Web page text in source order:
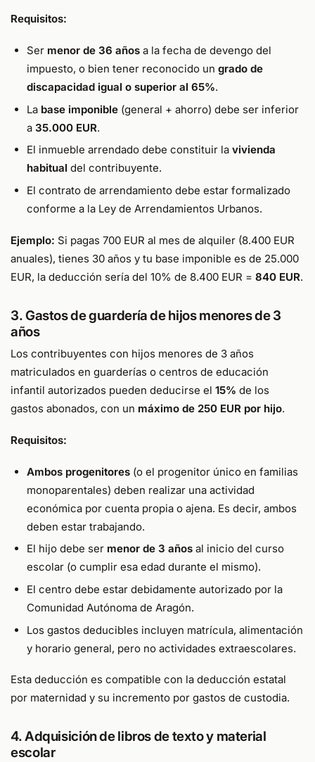
Requisitos:
Ser menor de 36 añosa la fecha de devengo del
impuesto, o bien tener reconocido un grado de
discapacidad igual o superior al 65%.
La base imponible(general + ahorro) debe ser inferior
a 35.000 EUR.
El inmueble arrendado debe constituir la vivienda
habitual del contribuyente.
El contrato de arrendamiento debe estar formalizado
conforme a la Ley de Arrendamientos Urbanos.
Ejemplo: Si pagas 700 EUR al mes de alquiler (8.400 EUR
anuales), tienes 30 años y tu base imponible es de 25.000
EUR, la deducción sería del 10% de 8.400 EUR = 840 EUR.
3. Gastos de guardería de hijos menores de 3
años
Los contribuyentes con hijos menores de 3 años
matriculados en guarderías o centros de educación
infantil autorizados pueden deducirse el 15% de los
gastos abonados, con un máximo de 250 EUR por hijo.
Requisitos:
Ambos progenitores(o el progenitor único en familias
monoparentales) deben realizar una actividad
económica por cuenta propia o ajena. Es decir, ambos
deben estar trabajando.
El hijo debe ser menor de 3 añosal inicio del curso
escolar (o cumplir esa edad durante el mismo).
El centro debe estar debidamente autorizado por la
Comunidad Autónoma de Aragón.
Los gastos deducibles incluyen matrícula, alimentación
y horario general, pero no actividades extraescolares.
Esta deducción es compatible con la deducción estatal
por maternidad y su incremento por gastos de custodia.
4. Adquisición de libros de texto y material
escolar